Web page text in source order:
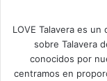
LOVE Talavera es
sobre Talavera
conocidos por
centramos en